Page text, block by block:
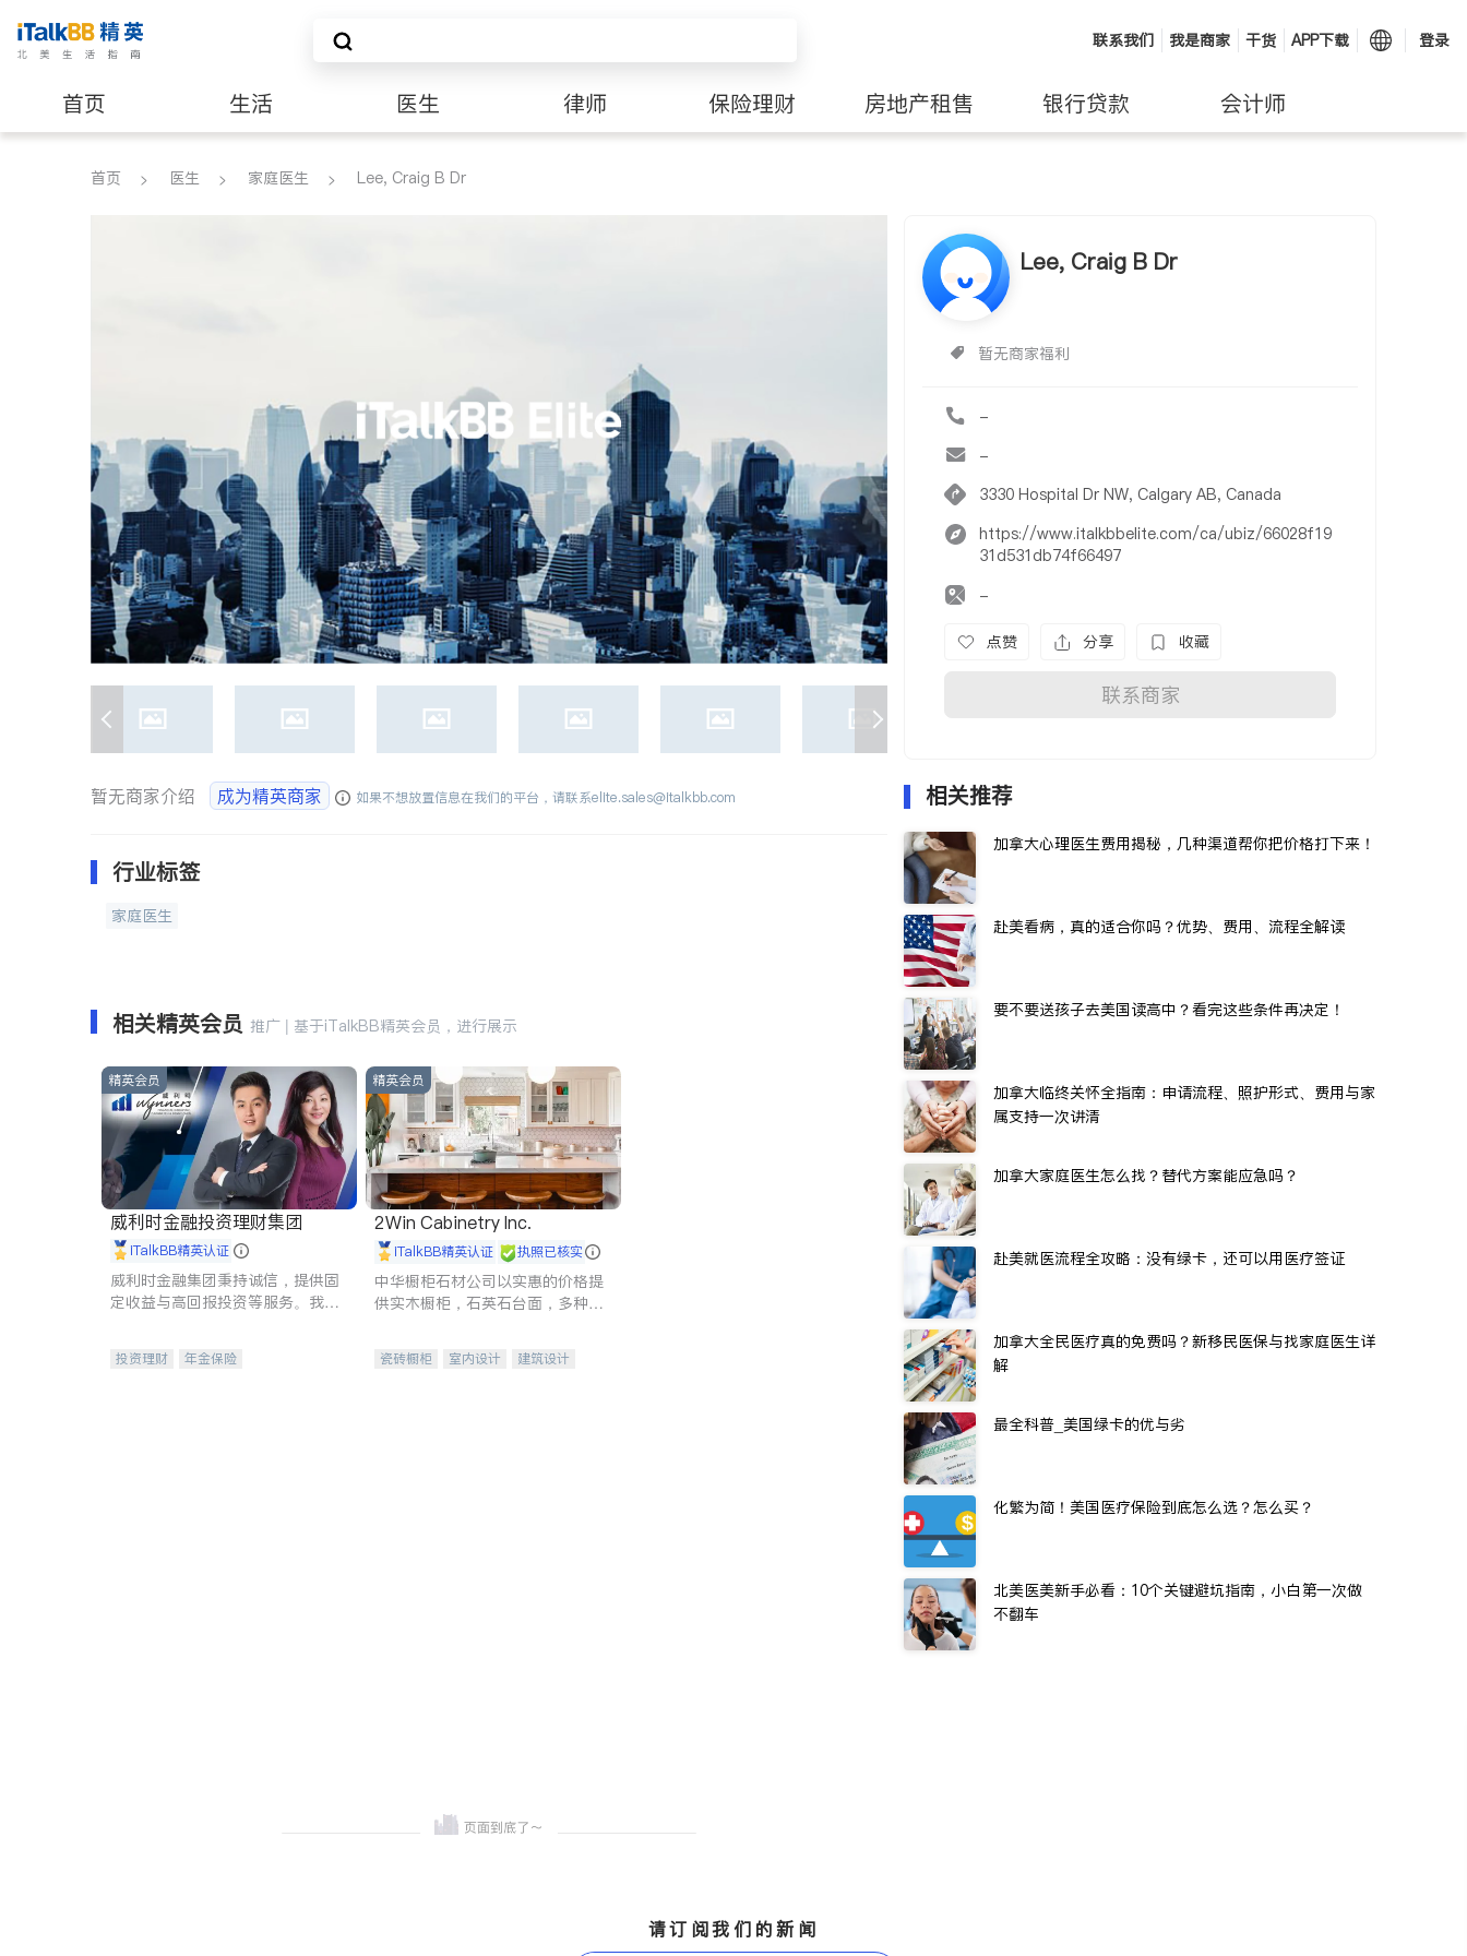
联系我们 我是商家 干货 APP下载 登录
首页 生活 医生 律师 保险理财 房地产租售 银行贷款 会计师
建筑装修
首页 医生 家庭医生 Lee, Craig B Dr
Lee, Craig B Dr
暂无商家福利
-
-
3330 Hospital Dr NW, Calgary AB, Canada
https://www.italkbbelite.com/ca/ubiz/66028f19
31d531db74f66497
-
点赞 分享 收藏
联系商家
暂无商家介绍 成为精英商家 如果不想放置信息在我们的平台，请联系elite.sales@italkbb.com
行业标签
家庭医生
相关精英会员 推广 | 基于iTalkBB精英会员，进行展示
精英会员
威利时金融投资理财集团
iTalkBB精英认证
威利时金融集团秉持诚信，提供固
定收益与高回报投资等服务。我们
元化组合，助力客户实现目标
投资理财
年金保险
精英会员
2Win Cabinetry Inc.
iTalkBB精英认证 执照已核实
中华橱柜石材公司以实惠的价格提
供实木橱柜，石英石台面，多种优
机。品质厨房，家的选择。
瓷砖橱柜 室内设计
建筑设计
相关推荐
加拿大心理医生费用揭秘，几种渠道帮你把价格打下来！
赴美看病，真的适合你吗？优势、费用、流程全解读
要不要送孩子去美国读高中？看完这些条件再决定！
加拿大临终关怀全指南：申请流程、照护形式、费用与家
属支持一次讲清
加拿大家庭医生怎么找？替代方案能应急吗？
赴美就医流程全攻略：没有绿卡，还可以用医疗签证
加拿大全民医疗真的免费吗？新移民医保与找家庭医生详
解
最全科普_美国绿卡的优与劣
化繁为简！美国医疗保险到底怎么选？怎么买？
北美医美新手必看：10个关键避坑指南，小白第一次做
不翻车
请订阅我们的新闻